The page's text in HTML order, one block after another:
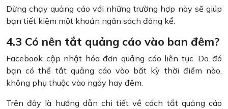
Dừng chạy quảng cáo với những trường hợp này sẽ giúp
bạn tiết kiệm một khoản ngân sách đáng kể.
4.3 Có nên tắt quảng cáo vào ban đêm?
Facebook cập nhật hóa đơn quảng cáo liên tục. Do đó
bạn có thể tắt quảng cáo vào bất kỳ thời điểm nào,
không phụ thuộc vào ngày hay đêm.
Trên đây là hướng dẫn chi tiết về cách tắt quảng cáo